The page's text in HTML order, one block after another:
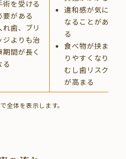
術を受ける
要がある
れ歯、ブリ
ジよりも治
期間が長く
る
違和感が気に
なることがあ
る
食べ物が挟ま
りやすくなり
むし歯リスク
が高まる
全体を表示します。